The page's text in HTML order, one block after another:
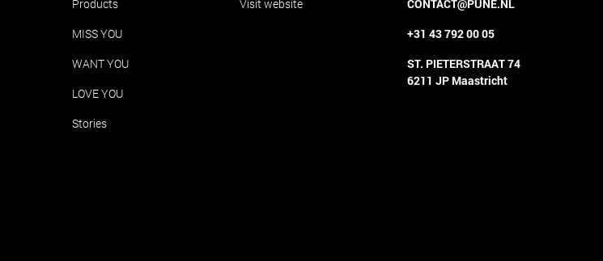
Products
MISS YOU
WANT YOU
LOVE YOU
Stories
Visit website
CONTACT@PUNE.NL
+31 43 792 00 05
ST. PIETERSTRAAT 74
6211 JP Maastricht